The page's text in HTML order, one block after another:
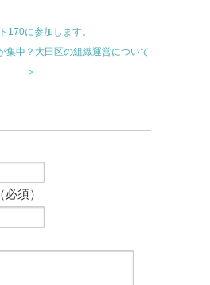
170に参加します。
集中？大田区の組織運営について
＞
須）